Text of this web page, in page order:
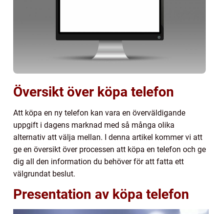
Översikt över köpa telefon
Att köpa en ny telefon kan vara en överväldigande
uppgift i dagens marknad med så många olika
alternativ att välja mellan. I denna artikel kommer vi att
ge en översikt över processen att köpa en telefon och ge
dig all den information du behöver för att fatta ett
välgrundat beslut.
Presentation av köpa telefon